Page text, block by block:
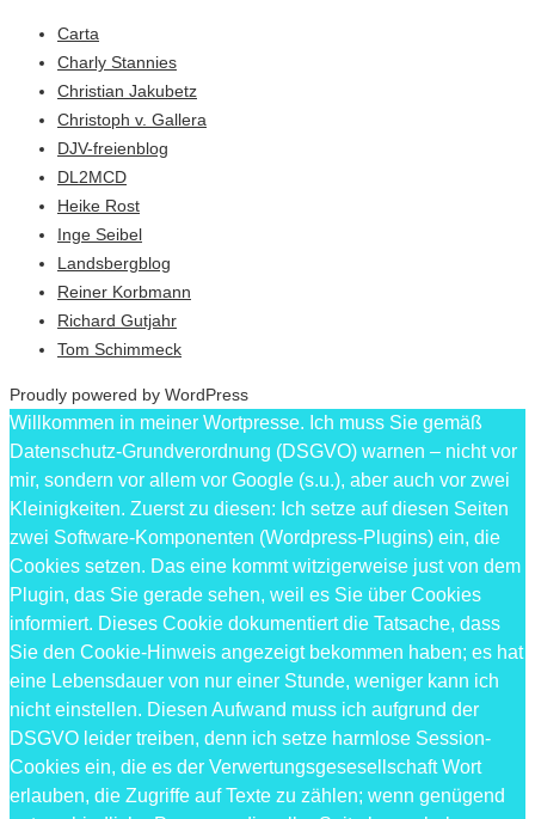
Carta
Charly Stannies
Christian Jakubetz
Christoph v. Gallera
DJV-freienblog
DL2MCD
Heike Rost
Inge Seibel
Landsbergblog
Reiner Korbmann
Richard Gutjahr
Tom Schimmeck
Proudly powered by WordPress
Willkommen in meiner Wortpresse. Ich muss Sie gemäß
Datenschutz-Grundverordnung (DSGVO) warnen – nicht vor
mir, sondern vor allem vor Google (s.u.), aber auch vor zwei
Kleinigkeiten. Zuerst zu diesen: Ich setze auf diesen Seiten
zwei Software-Komponenten (Wordpress-Plugins) ein, die
Cookies setzen. Das eine kommt witzigerweise just von dem
Plugin, das Sie gerade sehen, weil es Sie über Cookies
informiert. Dieses Cookie dokumentiert die Tatsache, dass
Sie den Cookie-Hinweis angezeigt bekommen haben; es hat
eine Lebensdauer von nur einer Stunde, weniger kann ich
nicht einstellen. Diesen Aufwand muss ich aufgrund der
DSGVO leider treiben, denn ich setze harmlose Session-
Cookies ein, die es der Verwertungsgesesellschaft Wort
erlauben, die Zugriffe auf Texte zu zählen; wenn genügend